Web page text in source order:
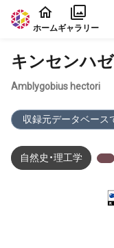
本文に飛ぶ
ホームギャラリー
キンセンハゼ
Amblygobius hectori
収録元データベース
自然史・理工学